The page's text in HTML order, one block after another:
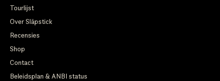
Tourlijst
Over Släpstick
Recensies
Shop
Contact
Beleidsplan & ANBI status